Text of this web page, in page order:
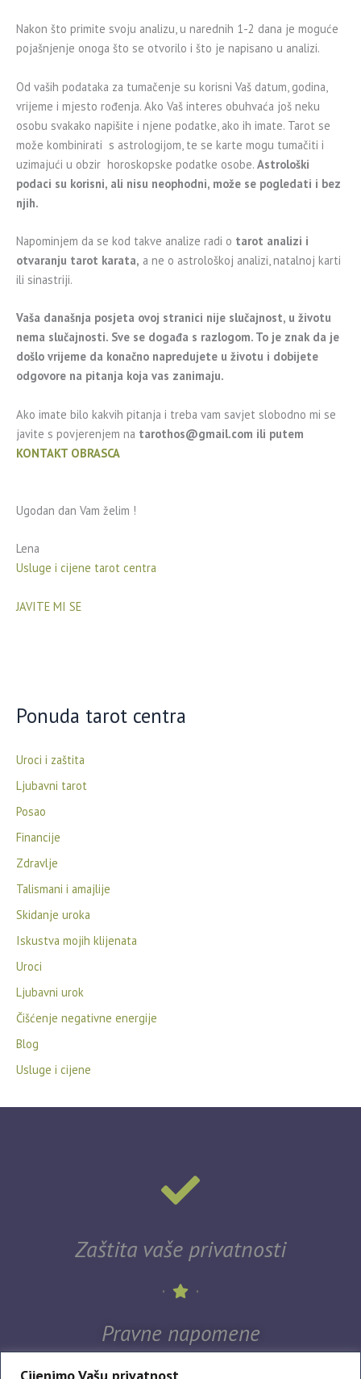
Cijenimo Vašu privatnost
Nakon što primite svoju analizu, u narednih 1-2 dana je moguće
pojašnjenje onoga što se otvorilo i što je napisano u analizi.
Od vaših podataka za tumačenje su korisni Vaš datum, godina,
vrijeme i mjesto rođenja. Ako Vaš interes obuhvaća još neku
osobu svakako napišite i njene podatke, ako ih imate. Tarot se
može kombinirati s astrologijom, te se karte mogu tumačiti i
uzimajući u obzir horoskopske podatke osobe. Astrološki
podaci su korisni, ali nisu neophodni, može se pogledati i bez
njih.
Napominjem da se kod takve analize radi o tarot analizi i
otvaranju tarot karata, a ne o astrološkoj analizi, natalnoj karti
ili sinastriji.
Vaša današnja posjeta ovoj stranici nije slučajnost, u životu
nema slučajnosti. Sve se događa s razlogom. To je znak da je
došlo vrijeme da konačno napredujete u životu i dobijete
odgovore na pitanja koja vas zanimaju.
Ako imate bilo kakvih pitanja i treba vam savjet slobodno mi se
javite s povjerenjem na tarothos@gmail.com ili putem
KONTAKT OBRASCA
Ugodan dan Vam želim !
Lena
Usluge i cijene tarot centra
JAVITE MI SE
Ponuda tarot centra
Uroci i zaštita
Ljubavni tarot
Posao
Financije
Zdravlje
Talismani i amajlije
Skidanje uroka
Iskustva mojih klijenata
Uroci
Ljubavni urok
Čišćenje negativne energije
Blog
Usluge i cijene
Zaštita vaše privatnosti
Pravne napomene